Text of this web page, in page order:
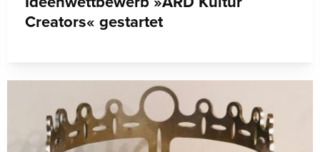
Creators« gestartet